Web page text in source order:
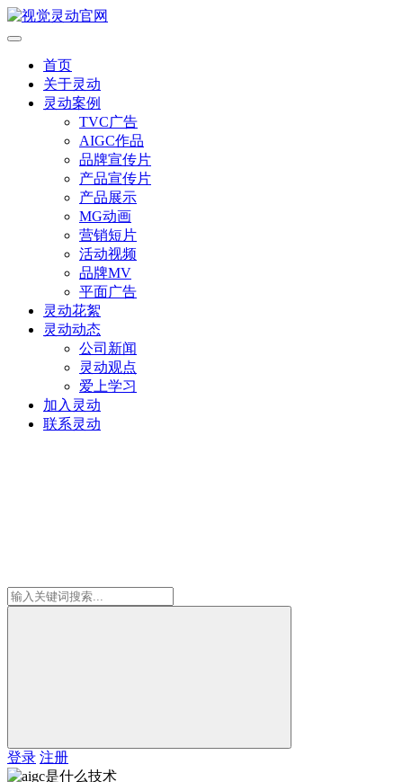
首页
关于灵动
灵动案例
TVC广告
AIGC作品
品牌宣传片
产品宣传片
产品展示
MG动画
营销短片
活动视频
品牌MV
平面广告
灵动花絮
灵动动态
公司新闻
灵动观点
爱上学习
加入灵动
联系灵动
登录 注册